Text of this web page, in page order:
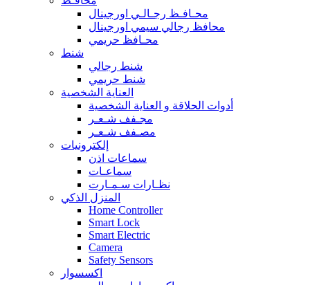
محـافـظ رجـالـي اورجينال
محافظ رجالي سيمي اورجينال
محـافظ حريمي
شنط
شنط رجالي
شنط حريمي
العناية الشخصية
أدوات الحلاقة و العناية الشخصية
مجـفف شـعـر
مصـفف شـعـر
إلكترونيات
سماعات اذن
سماعـات
نظـارات سـمـارت
المنزل الذكي
Home Controller
Smart Lock
Smart Electric
Camera
Safety Sensors
اكسسوار